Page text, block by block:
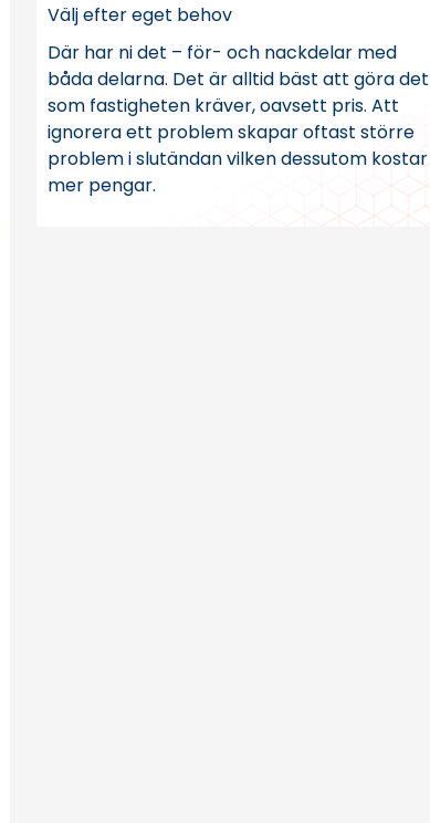
Välj efter eget behov
Där har ni det – för- och nackdelar med
båda delarna. Det är alltid bäst att göra det
som fastigheten kräver, oavsett pris. Att
ignorera ett problem skapar oftast större
problem i slutändan vilken dessutom kostar
mer pengar.